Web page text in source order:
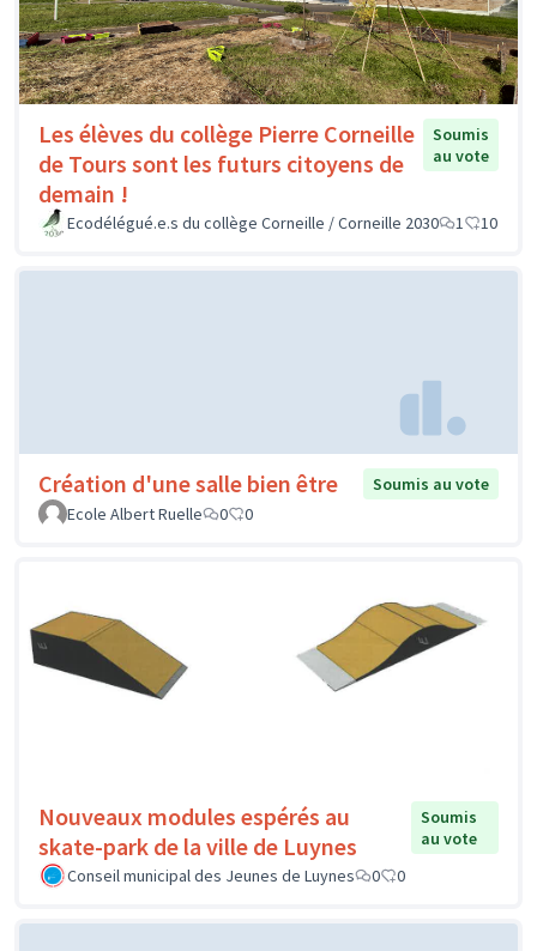
Les élèves du collège Pierre Corneille
de Tours sont les futurs citoyens de
demain !
Soumis
au vote
Ecodélégué.e.s du collège Corneille / Corneille 2030 1 10
Création d'une salle bien être
Soumis au vote
Ecole Albert Ruelle
0 0
Nouveaux modules espérés au
skate-park de la ville de Luynes
Soumis
au vote
Conseil municipal des Jeunes de Luynes
0 0